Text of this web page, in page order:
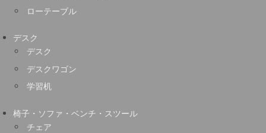
ローテーブル
デスク
デスク
デスクワゴン
学習机
椅子・ソファ・ベンチ・スツール
チェア